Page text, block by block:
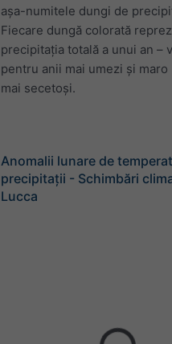
așa-numitele dungi de
Fiecare dungă colorată
precipitația totală a unui an –
pentru anii mai umezi și
mai secetoși.
Anomalii lunare de
precipitații - Schimbări
Lucca